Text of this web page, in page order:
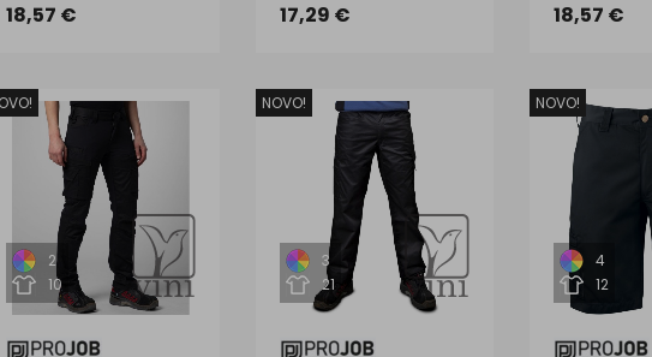
18,57 € 17,29 € 18,57 €
2
10
NOVO!
3
21
NOVO!
4
12